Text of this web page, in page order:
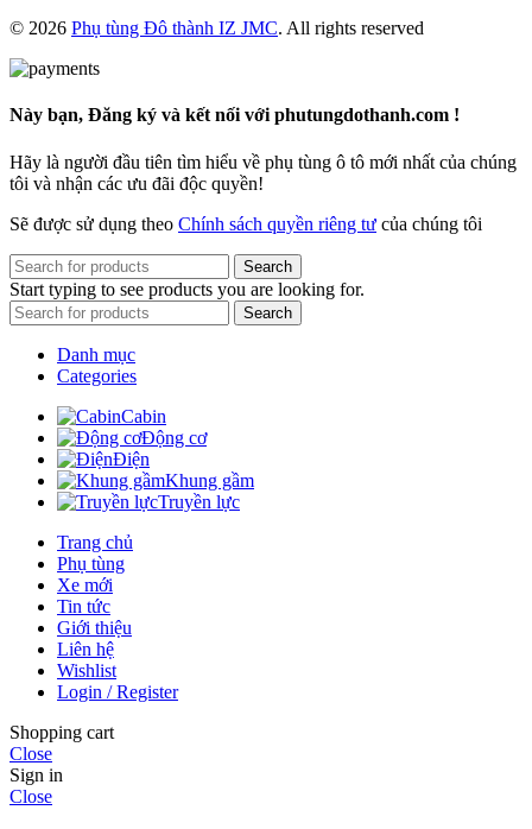
© 2026 Phụ tùng Đô thành IZ JMC. All rights reserved
Này bạn, Đăng ký và kết nối với phutungdothanh.com !
Hãy là người đầu tiên tìm hiểu về phụ tùng ô tô mới nhất của chúng
tôi và nhận các ưu đãi độc quyền!
Sẽ được sử dụng theo Chính sách quyền riêng tư của chúng tôi
Search
Start typing to see products you are looking for.
Search
Danh mục
Categories
Cabin
Động cơ
Điện
Khung gầm
Truyền lực
Trang chủ
Phụ tùng
Xe mới
Tin tức
Giới thiệu
Liên hệ
Wishlist
Login / Register
Shopping cart
Close
Sign in
Close